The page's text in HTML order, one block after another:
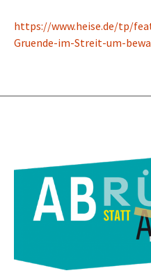
https://www.heise.de/tp/
Gruende-im-Streit-um-